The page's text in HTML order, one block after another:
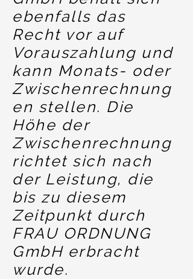
ebenfalls das
Recht vor auf
Vorauszahlung und
kann Monats- oder
Zwischenrechnung
en stellen. Die
Höhe der
Zwischenrechnung
richtet sich nach
der Leistung, die
bis zu diesem
Zeitpunkt durch
FRAU ORDNUNG
GmbH erbracht
wurde.